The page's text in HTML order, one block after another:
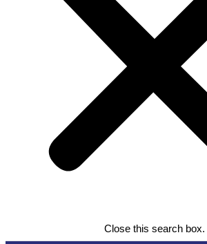
Close this search box.